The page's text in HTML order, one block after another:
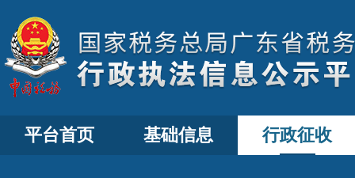
平台首页 基础信息 行政征收